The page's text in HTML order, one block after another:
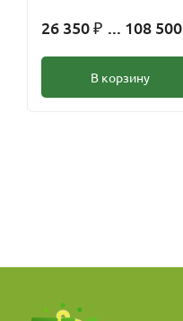
26 350 ₽ ... 108 500
В корзину